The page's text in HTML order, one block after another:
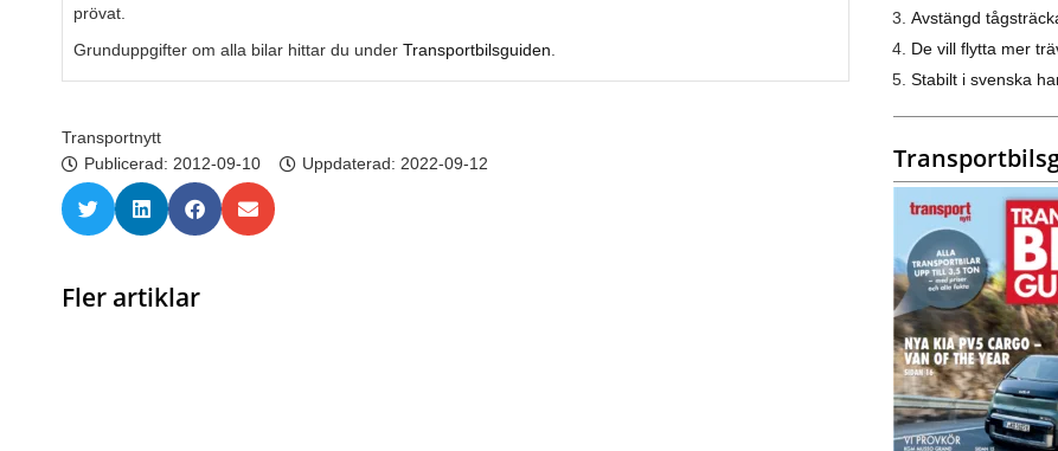
prövat.
Grunduppgifter om alla bilar hittar du under Transportbilsguiden.
Transportnytt
Publicerad: 2012-09-10 Uppdaterad: 2022-09-12
Fler artiklar
Avstängd
De vill flytta mer
Stabilt i svenska